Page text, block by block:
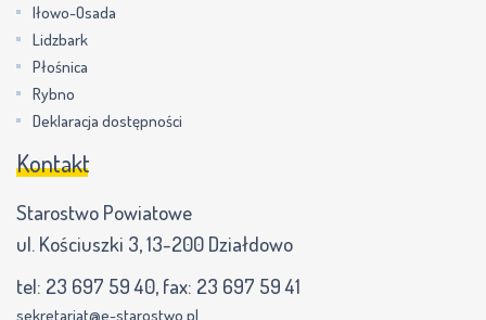
Iłowo-Osada
Lidzbark
Płośnica
Rybno
Deklaracja dostępności
Kontakt
Starostwo Powiatowe
ul. Kościuszki 3, 13-200 Działdowo
tel: 23 697 59 40, fax: 23 697 59 41
sekretariat@e-starostwo.pl